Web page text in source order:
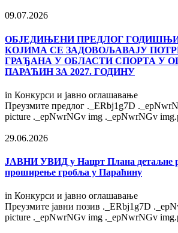
09.07.2026
OБЈЕДИЊЕНИ ПРЕДЛОГ
КОЈИМА СЕ ЗАДОВОЉАВАЈУ
ГРАЂАНА У ОБЛАСТИ СПОРТА У
ПАРАЋИН ЗА 2027. ГОДИНУ
in Конкурси и јавно оглашавање
Преузмите предлог ._ERbj1g7D
picture ._epNwrNGv img ._epNwrNGv
29.06.2026
ЈАВНИ УВИД у Нацрт Плана детаљне
проширење гробља у Параћину
in Конкурси и јавно оглашавање
Преузмите јавни позив ._ERbj1g7D
picture ._epNwrNGv img ._epNwrNGv